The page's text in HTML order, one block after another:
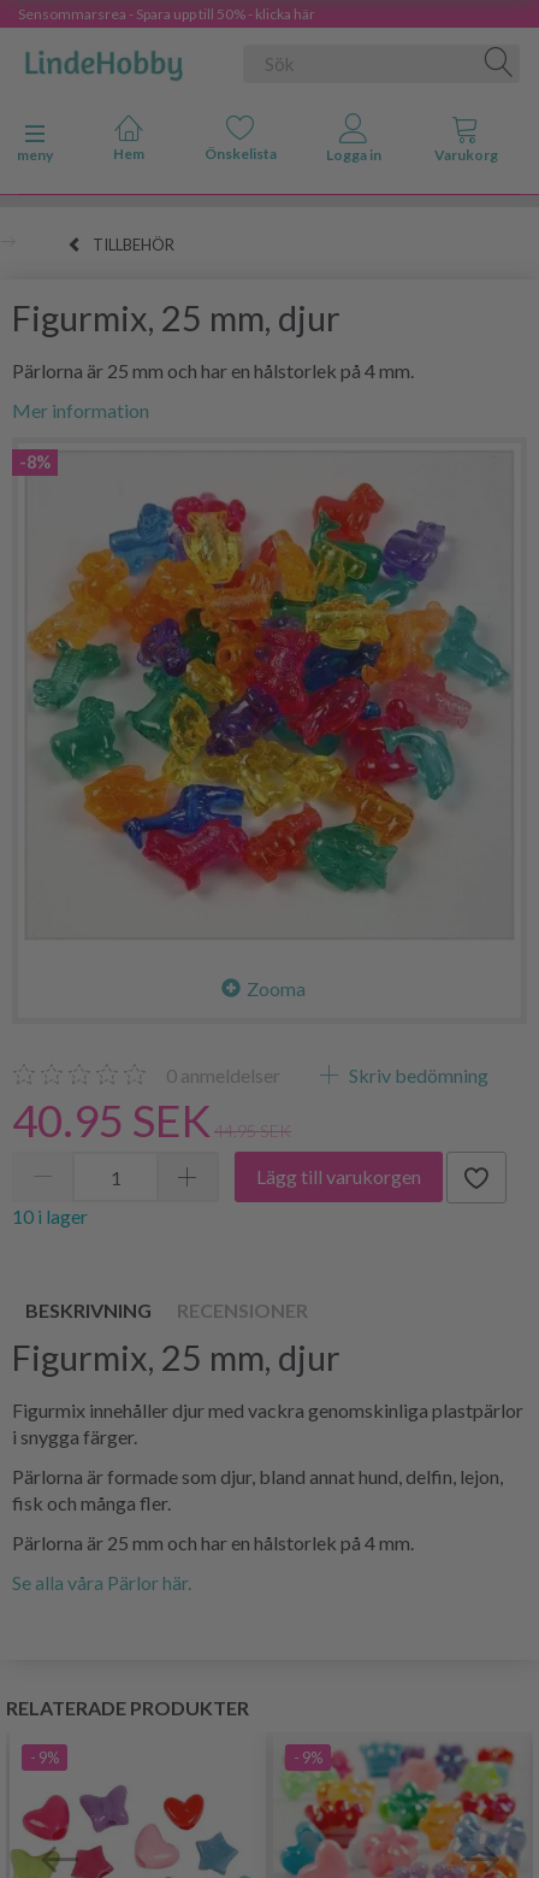
Sensommarsrea - Spara upp till 50% - klicka här
Ändra navigering
meny
TILLBEHÖR
Figurmix, 25 mm, djur
Pärlorna är 25 mm och har en hålstorlek på 4 mm.
Mer information
-8%
Zooma
0 anmeldelser Skriv bedömning
40.95 SEK 44.95 SEK
Lägg till varukorgen
10 i lager
BESKRIVNING RECENSIONER
Figurmix, 25 mm, djur
Figurmix innehåller djur med vackra genomskinliga plastpärlor
i snygga färger.
Pärlorna är formade som djur, bland annat hund, delfin, lejon,
fisk och många fler.
Pärlorna är 25 mm och har en hålstorlek på 4 mm.
Se alla våra Pärlor här.
RELATERADE PRODUKTER
- 9% - 9%